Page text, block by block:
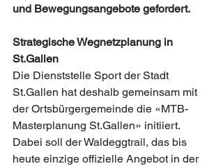
und Bewegungsangebote gefordert.
Strategische Wegnetzplanung in
St.Gallen
Die Dienststelle Sport der Stadt
St.Gallen hat deshalb gemeinsam mit
der Ortsbürgergemeinde die «MTB-
Masterplanung St.Gallen» initiiert.
Dabei soll der Waldeggtrail, das bis
heute einzige offizielle Angebot in der